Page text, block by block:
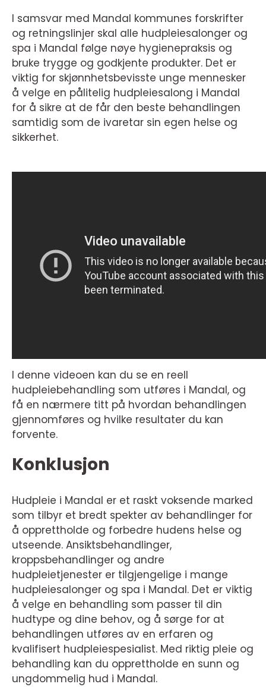
I samsvar med Mandal kommunes forskrifter
og retningslinjer skal alle hudpleiesalonger og
spa i Mandal følge nøye hygienepraksis og
bruke trygge og godkjente produkter. Det er
viktig for skjønnhetsbevisste unge mennesker
å velge en pålitelig hudpleiesalong i Mandal
for å sikre at de får den beste behandlingen
samtidig som de ivaretar sin egen helse og
sikkerhet.
I denne videoen kan du se en reell
hudpleiebehandling som utføres i Mandal, og
få en nærmere titt på hvordan behandlingen
gjennomføres og hvilke resultater du kan
forvente.
Konklusjon
Hudpleie i Mandal er et raskt voksende marked
som tilbyr et bredt spekter av behandlinger for
å opprettholde og forbedre hudens helse og
utseende. Ansiktsbehandlinger,
kroppsbehandlinger og andre
hudpleietjenester er tilgjengelige i mange
hudpleiesalonger og spa i Mandal. Det er viktig
å velge en behandling som passer til din
hudtype og dine behov, og å sørge for at
behandlingen utføres av en erfaren og
kvalifisert hudpleiespesialist. Med riktig pleie og
behandling kan du opprettholde en sunn og
ungdommelig hud i Mandal.